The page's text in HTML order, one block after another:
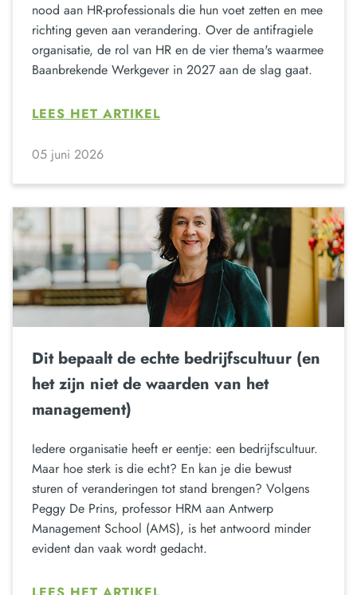
nood aan HR-professionals die hun voet zetten en mee
richting geven aan verandering. Over de antifragiele
organisatie, de rol van HR en de vier thema's waarmee
Baanbrekende Werkgever in 2027 aan de slag gaat.
LEES HET ARTIKEL
05 juni 2026
Dit bepaalt de echte bedrijfscultuur (en
het zijn niet de waarden van het
management)
Iedere organisatie heeft er eentje: een bedrijfscultuur.
Maar hoe sterk is die echt? En kan je die bewust
sturen of veranderingen tot stand brengen? Volgens
Peggy De Prins, professor HRM aan Antwerp
Management School (AMS), is het antwoord minder
evident dan vaak wordt gedacht.